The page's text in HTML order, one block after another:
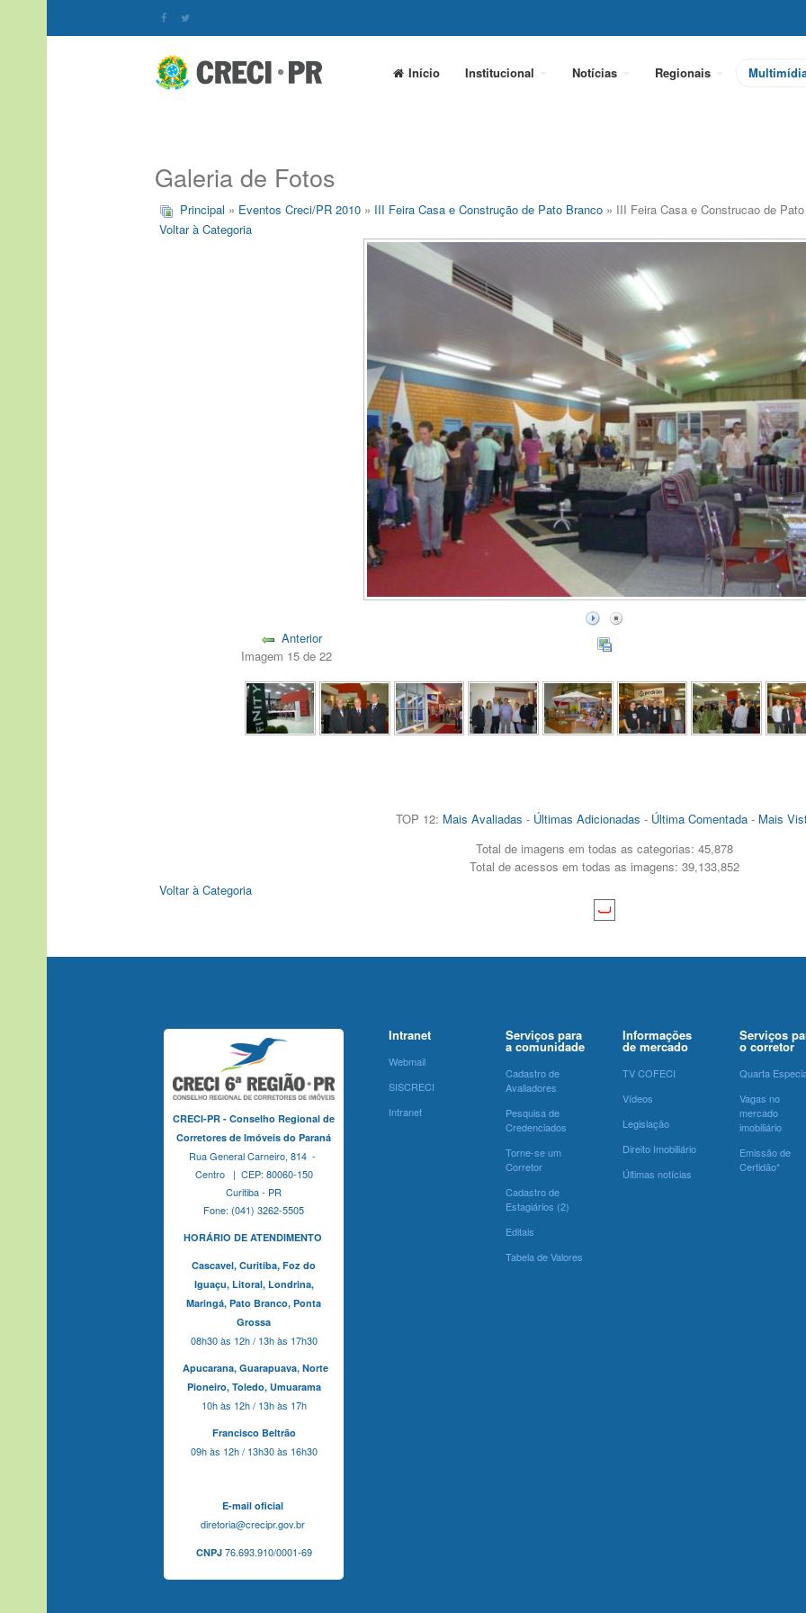
Início Institucional Notícias Regionais
Galeria de Fotos
Principal » Eventos Creci/PR 2010 » III Feira Casa e Construção de Pato Branco » III Feira Casa e Construcao de
Voltar à Categoria
Anterior
Imagem 15 de 22
TOP 12: Mais Avaliadas - Últimas Adicionadas - Última Comentada- Mais
Total de imagens em todas as categorias: 45,878
Total de acessos em todas as imagens: 39,133,852
Voltar à Categoria
CRECI-PR - Conselho Regional de
Corretores de Imóveis do Paraná
Rua General Carneiro, 814 -
Centro | CEP: 80060-150
Curitiba - PR
Fone: (041) 3262-5505
HORÁRIO DE ATENDIMENTO
Cascavel, Curitiba, Foz do
Iguaçu, Litoral, Londrina,
Maringá, Pato Branco, Ponta
Grossa
08h30 às 12h / 13h às 17h30
Apucarana, Guarapuava, Norte
Pioneiro, Toledo, Umuarama
10h às 12h / 13h às 17h
Francisco Beltrão
09h às 12h / 13h30 às 16h30
E-mail oficial
diretoria@crecipr.gov.br
CNPJ76.693.910/0001-69
Intranet
Webmail
SISCRECI
Intranet
Serviços para
a comunidade
Cadastro de
Avaliadores
Pesquisa de
Credenciados
Torne-se um
Corretor
Cadastro de
Estagiários (2)
Editais
Tabela de Valores
Informações
de mercado
TV COFECI
Vídeos
Legislação
Direito Imobiliário
Últimas notícias
Serviços
o corretor
Quarta
Vagas no
mercado
imobiliário
Emissão de
Certidão*